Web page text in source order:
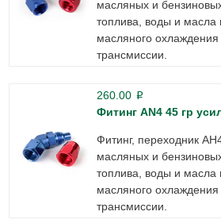
масляных и
топлива, воды и масла
масляного охлаждения
трансмиссии.
260.00 p
Фитинг AN4 45 гр
Фитинг, переходник
масляных и
топлива, воды и масла
масляного охлаждения
трансмиссии.